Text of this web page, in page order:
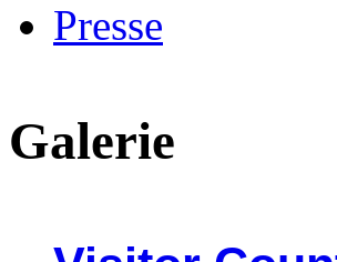
Presse
Galerie